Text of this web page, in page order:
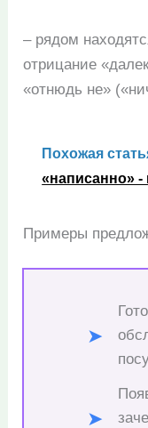
– рядом
отрицание
«отнюдь не»
Похожая
«написанно» -
Примеры